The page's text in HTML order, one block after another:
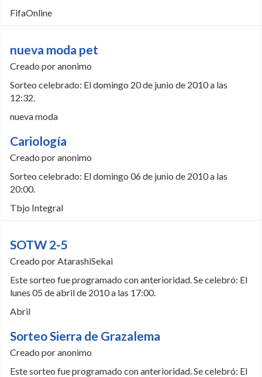
FifaOnline
nueva moda pet
Creado por anonimo
Sorteo celebrado: El domingo 20 de junio de 2010 a las
12:32.
nueva moda
Cariología
Creado por anonimo
Sorteo celebrado: El domingo 06 de junio de 2010 a las
20:00.
Tbjo Integral
SOTW 2-5
Creado por AtarashiSekai
Este sorteo fue programado con anterioridad. Se celebró: El
lunes 05 de abril de 2010 a las 17:00.
Abril
Sorteo Sierra de Grazalema
Creado por anonimo
Este sorteo fue programado con anterioridad. Se celebró: El